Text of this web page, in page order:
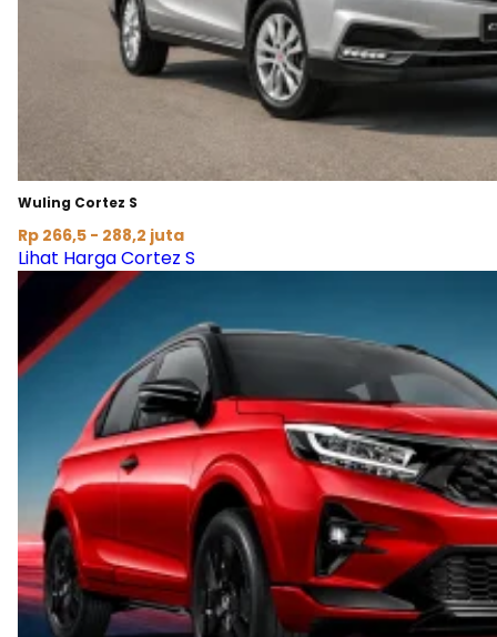
Wuling Cortez S
Rp 266,5 - 288,2 juta
Lihat Harga Cortez S